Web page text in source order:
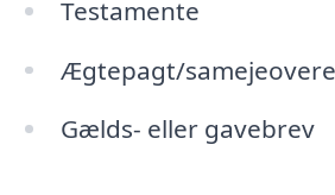
Testamente
Ægtepagt/
Gælds- eller gavebrev